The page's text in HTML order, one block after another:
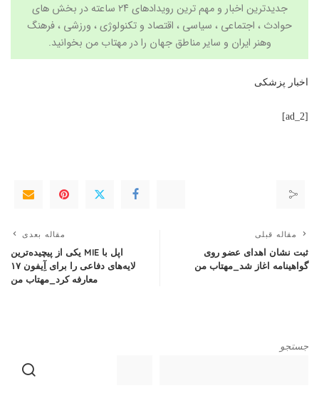
جدیدترین اخبار و مهم ترین رویدادهای ۲۴ ساعته در بخش های
حوادث ، اجتماعی ، سیاسی ، اقتصاد و تکنولوژی، ورزشی ، فرهنگ
وهنر ایران و سایر مناطق جهان را درمهتاب من بخوانید.
اخبار پزشکی
[ad_2]
مقاله قبلی
ثبت نشان اهدای عضو روی
گواهینامه اغاز شد_مهتاب من
مقاله بعدی
اپل با MIE یکی از پیچیده‌ترین
لایه‌های دفاعی را برای آِیفون ۱۷
معارفه کرد_مهتاب من
جستجو